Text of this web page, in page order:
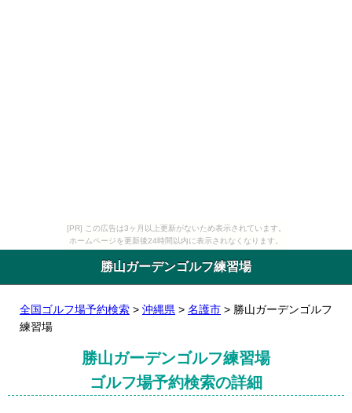
[PR] この広告は3ヶ月以上更新がないため表示されています。
ホームページを更新後24時間以内に表示されなくなります。
勝山ガーデンゴルフ練習場
全国ゴルフ場予約検索 > 沖縄県 > 名護市 > 勝山ガーデンゴルフ
練習場
勝山ガーデンゴルフ練習場
ゴルフ場予約検索の詳細